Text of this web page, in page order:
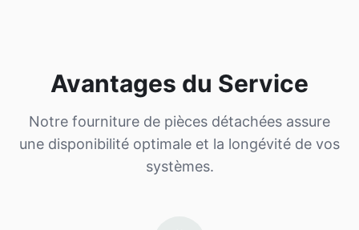
Avantages du Service
Notre fourniture de pièces détachées assure
une disponibilité optimale et la longévité de vos
systèmes.